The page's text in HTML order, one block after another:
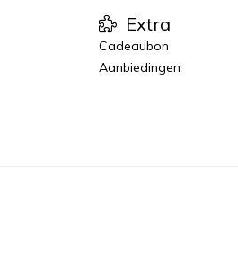
Extra
Cadeaubon
Aanbiedingen